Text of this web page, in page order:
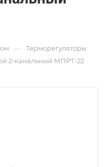
— Терморегуляторы
2-канальный МПРТ-22